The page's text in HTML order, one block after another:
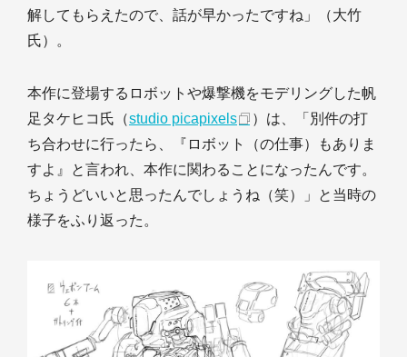
解してもらえたので、話が早かったですね」（大竹
氏）。
本作に登場するロボットや爆撃機をモデリングした帆
足タケヒコ氏（studio picapixels
）は、「別件の打
ち合わせに行ったら、『ロボット（の仕事）もありま
すよ』と言われ、本作に関わることになったんです。
ちょうどいいと思ったんでしょうね（笑）」と当時の
様子をふり返った。